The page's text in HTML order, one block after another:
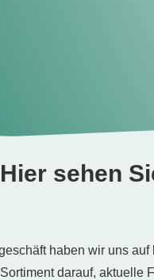
Hier sehen
haben wir uns auf
darauf,